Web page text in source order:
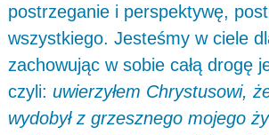
postrzeganie i perspektywę,
wszystkiego. Jesteśmy w ciele
zachowując w sobie całą drogę
czyli: uwierzyłem Chrystusowi,
wydobył z grzesznego mojego